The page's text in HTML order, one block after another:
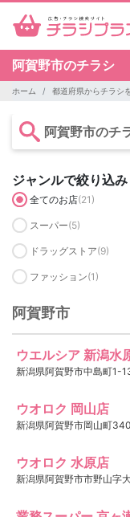
阿賀野市のチラシ
ホーム 都道府県からチラシ
阿賀野市のチ
ジャンルで絞り込み
全てのお店(21)
スーパー(5)
ドラッグストア(9)
ファッション(1)
阿賀野市
ウエルシア 新潟水
新潟県阿賀野市中島町1-
ウオロク 岡山店
新潟県阿賀野市岡山町
ウオロク 水原店
新潟県阿賀野市市野山字